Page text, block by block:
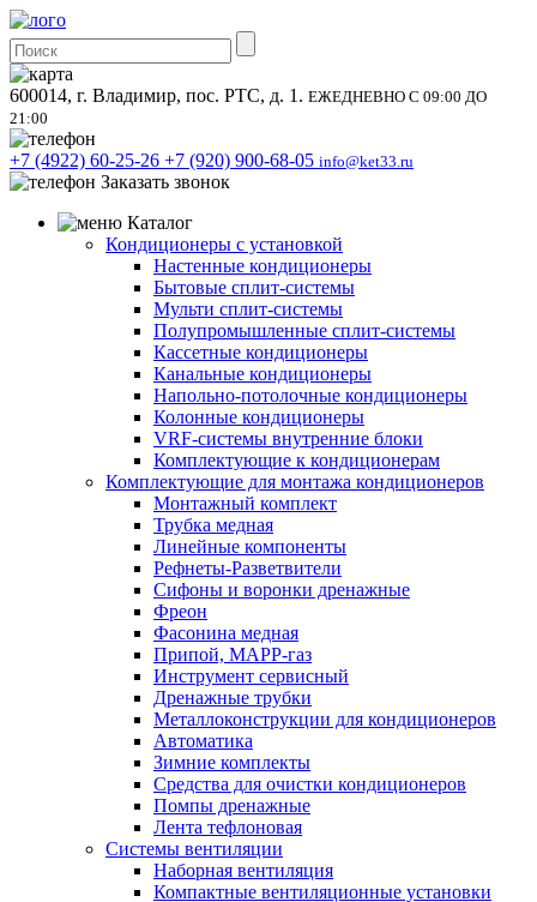
600014, г. Владимир, пос. РТС, д. 1. ЕЖЕДНЕВНО С 09:00 ДО
21:00
+7 (4922) 60-25-26 +7 (920) 900-68-05 info@ket33.ru
Заказать звонок
Каталог
Кондиционеры с установкой
Настенные кондиционеры
Бытовые сплит-системы
Мульти сплит-системы
Полупромышленные сплит-системы
Кассетные кондиционеры
Канальные кондиционеры
Напольно-потолочные кондиционеры
Колонные кондиционеры
VRF-системы внутренние блоки
Комплектующие к кондиционерам
Комплектующие для монтажа кондиционеров
Монтажный комплект
Трубка медная
Линейные компоненты
Рефнеты-Разветвители
Сифоны и воронки дренажные
Фреон
Фасонина медная
Припой, МАРР-газ
Инструмент сервисный
Дренажные трубки
Металлоконструкции для кондиционеров
Автоматика
Зимние комплекты
Средства для очистки кондиционеров
Помпы дренажные
Лента тефлоновая
Системы вентиляции
Наборная вентиляция
Компактные вентиляционные установки